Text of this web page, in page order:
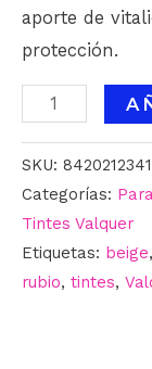
aporte de
protección.
SKU:
Categorías:
Tintes Valquer
Etiquetas: beige,
rubio, tintes,